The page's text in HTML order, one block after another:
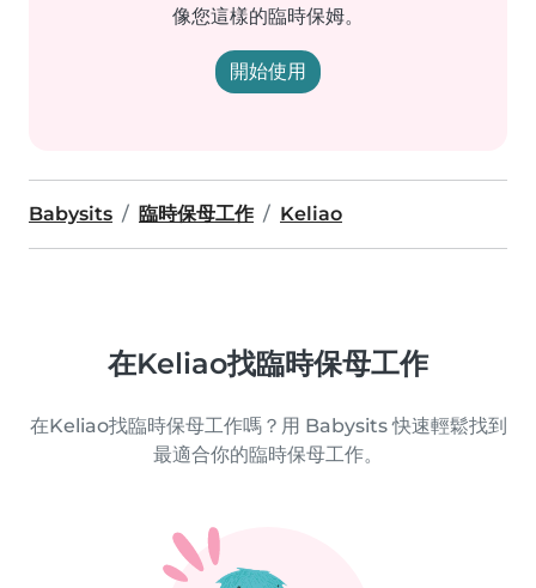
像您這樣的臨時保姆。
開始使用
Babysits 臨時保母工作 Keliao
在Keliao找臨時保母工作
在Keliao找臨時保母工作嗎？用 Babysits 快速輕鬆找到
最適合你的臨時保母工作。